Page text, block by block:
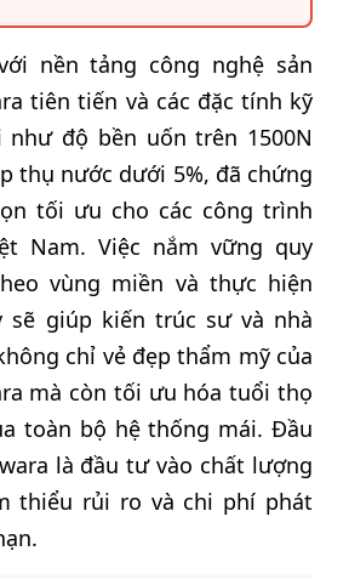
nền tảng công nghệ sản
tiên tiến và các đặc tính kỹ
độ bền uốn trên 1500N
thụ nước dưới 5%, đã chứng
tối ưu cho các công trình
Nam. Việc nắm vững quy
vùng miền và thực hiện
sẽ giúp kiến trúc sư và nhà
chỉ vẻ đẹp thẩm mỹ của
mà còn tối ưu hóa tuổi thọ
toàn bộ hệ thống mái. Đầu
là đầu tư vào chất lượng
thiểu rủi ro và chi phí phát